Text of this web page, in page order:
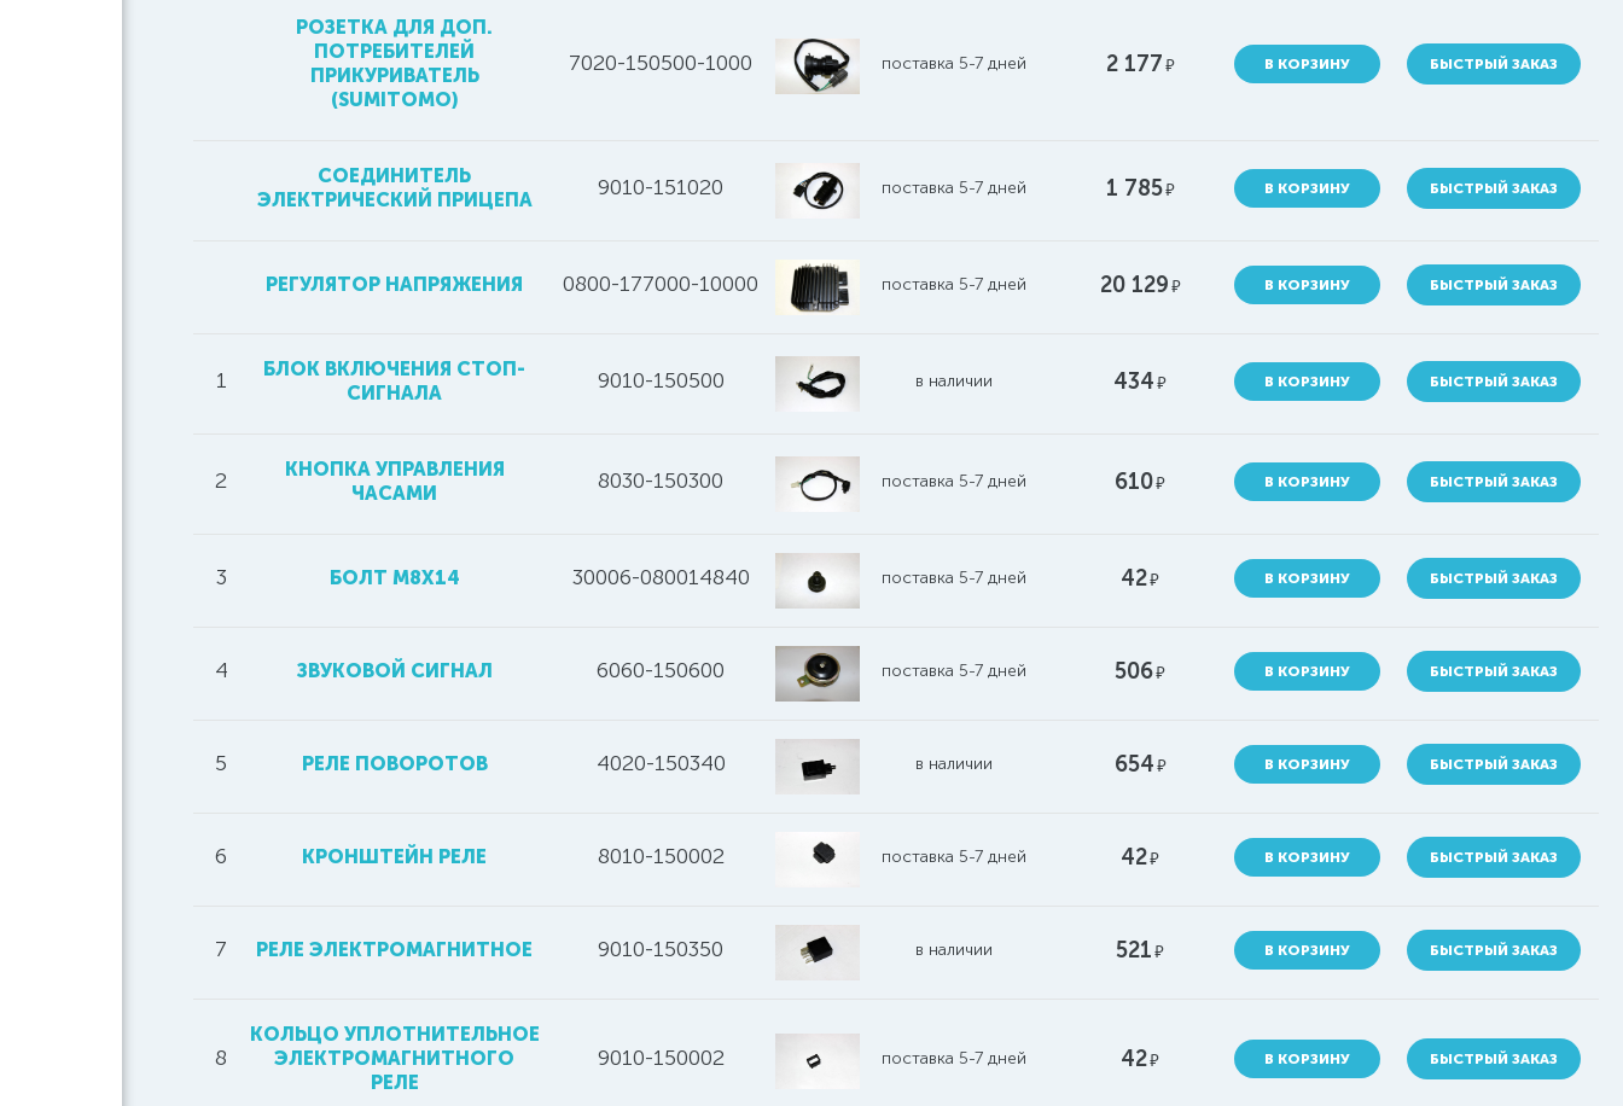
РОЗЕТКА ДЛЯ ДОП.
ПОТРЕБИТЕЛЕЙ
ПРИКУРИВАТЕЛЬ
(SUMITOMO)
7020-150500-1000 поставка 5-7 дней 2 177руб. В КОРЗИНУ БЫСТРЫЙ ЗАКАЗ
СОЕДИНИТЕЛЬ
ЭЛЕКТРИЧЕСКИЙ ПРИЦЕПА
9010-151020 поставка 5-7 дней 1 785руб. В КОРЗИНУ БЫСТРЫЙ ЗАКАЗ
РЕГУЛЯТОР НАПРЯЖЕНИЯ 0800-177000-10000 поставка 5-7 дней 20 129руб. В КОРЗИНУ БЫСТРЫЙ ЗАКАЗ
1
БЛОК ВКЛЮЧЕНИЯ СТОП-
СИГНАЛА
9010-150500 в наличии 434руб. В КОРЗИНУ БЫСТРЫЙ ЗАКАЗ
2
КНОПКА УПРАВЛЕНИЯ
ЧАСАМИ
8030-150300 поставка 5-7 дней 610руб. В КОРЗИНУ БЫСТРЫЙ ЗАКАЗ
3 БОЛТ М8Х14 30006-080014840 поставка 5-7 дней 42руб. В КОРЗИНУ БЫСТРЫЙ ЗАКАЗ
4 ЗВУКОВОЙ СИГНАЛ 6060-150600 поставка 5-7 дней 506руб. В КОРЗИНУ БЫСТРЫЙ ЗАКАЗ
5 РЕЛЕ ПОВОРОТОВ 4020-150340 в наличии 654руб. В КОРЗИНУ БЫСТРЫЙ ЗАКАЗ
6 КРОНШТЕЙН РЕЛЕ 8010-150002 поставка 5-7 дней 42руб. В КОРЗИНУ БЫСТРЫЙ ЗАКАЗ
7 РЕЛЕ ЭЛЕКТРОМАГНИТНОЕ 9010-150350 в наличии 521руб. В КОРЗИНУ БЫСТРЫЙ ЗАКАЗ
8
КОЛЬЦО УПЛОТНИТЕЛЬНОЕ
ЭЛЕКТРОМАГНИТНОГО
РЕЛЕ
9010-150002 поставка 5-7 дней 42руб. В КОРЗИНУ БЫСТРЫЙ ЗАКАЗ